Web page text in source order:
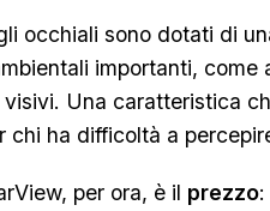
occhiali sono dotati di
importanti, come
Una caratteristica
chi ha difficoltà a
per ora, è il prezzo